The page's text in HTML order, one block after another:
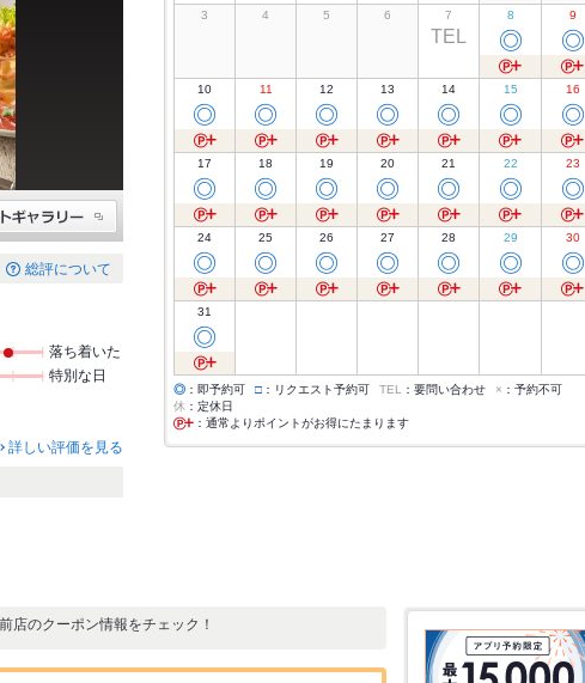
総評について
落ち着いた
特別な日
詳しい評価を見る
3 4 5 6 7
TEL
8
◎
9
◎
10
◎
11
◎
12
◎
13
◎
14
◎
15
◎
16
◎
17
◎
18
◎
19
◎
20
◎
21
◎
22
◎
23
◎
24
◎
25
◎
26
◎
27
◎
28
◎
29
◎
30
◎
31
◎
◎ ：即予約可 □ ：リクエスト予約可 TEL ：要問い合わせ × ：予約不可
休 ：定休日
：通常よりポイントがお得にたまります
店のクーポン情報をチェック！